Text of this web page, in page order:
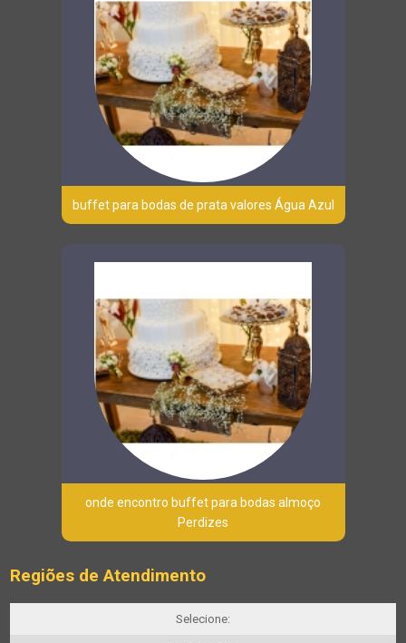
buffet para bodas de prata valores Água Azul
onde encontro buffet para bodas almoço
Perdizes
Regiões de Atendimento
Selecione: